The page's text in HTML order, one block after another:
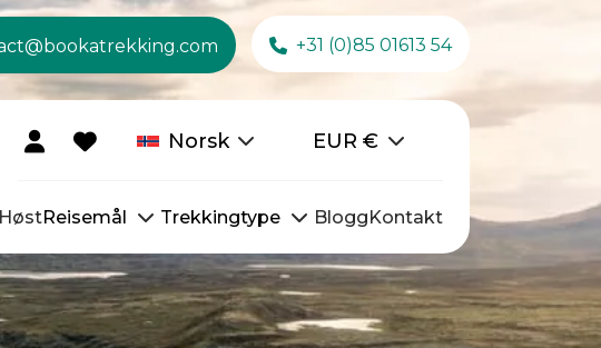
+31 (0)85 01613 54
Norsk EUR €
Reisemål Trekkingtype BloggKontakt